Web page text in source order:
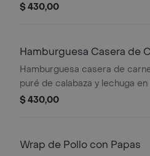
$ 430,00
Hamburguesa Casera de
con Puré
Hamburguesa casera de
puré de calabaza y lechuga en
con sésamo.
$ 430,00
Wrap de Pollo con Papas